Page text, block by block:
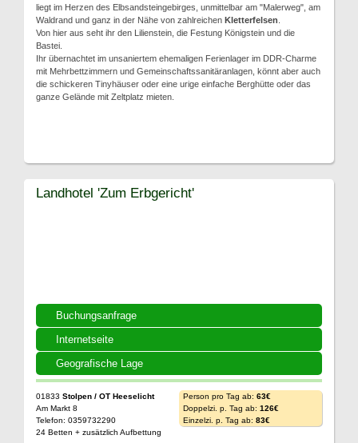
liegt im Herzen des Elbsandsteingebirges, unmittelbar am "Malerweg", am
Waldrand und ganz in der Nähe von zahlreichen Kletterfelsen
Von hier aus seht ihr den Lilienstein, die Festung Königstein und die
Bastei.
Ihr übernachtet im unsaniertem ehemaligen Ferienlager im DDR-Charme
mit Mehrbettzimmern und Gemeinschaftssanitäranlagen, könnt aber auch
die schickeren Tinyhäuser oder eine urige einfache Berghütte oder das
ganze Gelände mit Zeltplatz mieten.
Buchungsanfrage
Internetseite
Geografische Lage
Landhotel 'Zum Erbgericht'
01833 Stolpen / OT Heeselicht
Am Markt 8
Telefon: 0359732290
24 Betten + zusätzlich Aufbettung
Person pro Tag ab: 63€
Doppelzi. p. Tag ab: 126€
Einzelzi. p. Tag ab: 83€